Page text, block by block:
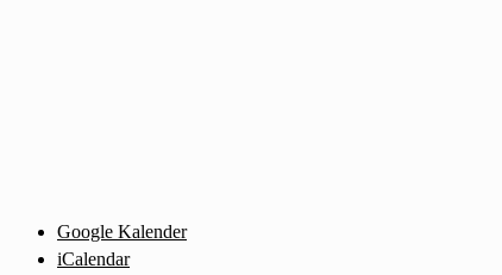
Google Kalender
iCalendar